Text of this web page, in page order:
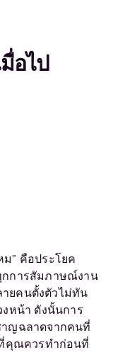
อไป
ม” คือประโยค
กการสัมภาษณ์งาน
ายคนตั้งตัวไม่ทัน
งหน้า ดังนั้นการ
าญฉลาดจากคนที่
ที่คุณควรทำก่อนที่